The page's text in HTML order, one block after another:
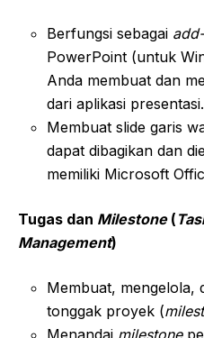
Berfungsi sebagai
PowerPoint (untuk
Anda membuat dan
dari aplikasi presentasi.
Membuat slide garis
dapat dibagikan dan
memiliki Microsoft
Tugas dan Milestone(
Management)
Membuat, mengelola,
tonggak proyek (
Menandai milestone